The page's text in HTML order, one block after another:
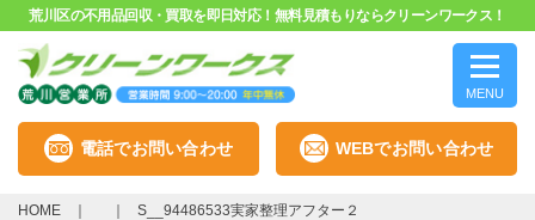
荒川区の不用品回収・買取を即日対応！無料見積もりならクリーンワークス！
MENU
電話でお問い合わせ WEBでお問い合わせ
HOME S__94486533実家整理アフター２